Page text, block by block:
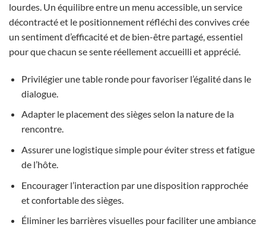
lourdes. Un équilibre entre un menu accessible, un service
décontracté et le positionnement réfléchi des convives crée
un sentiment d’efficacité et de bien-être partagé, essentiel
pour que chacun se sente réellement accueilli et apprécié.
Privilégier une table ronde pour favoriser l’égalité dans le
dialogue.
Adapter le placement des sièges selon la nature de la
rencontre.
Assurer une logistique simple pour éviter stress et fatigue
de l’hôte.
Encourager l’interaction par une disposition rapprochée
et confortable des sièges.
Éliminer les barrières visuelles pour faciliter une ambiance